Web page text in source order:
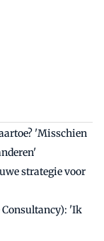
'Misschien
strategie voor
Consultancy): 'Ik